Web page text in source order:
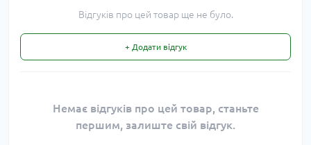
Відгуків про цей товар ще не було.
+ Додати відгук
Немає відгуків про цей товар, станьте
першим, залиште свій відгук.